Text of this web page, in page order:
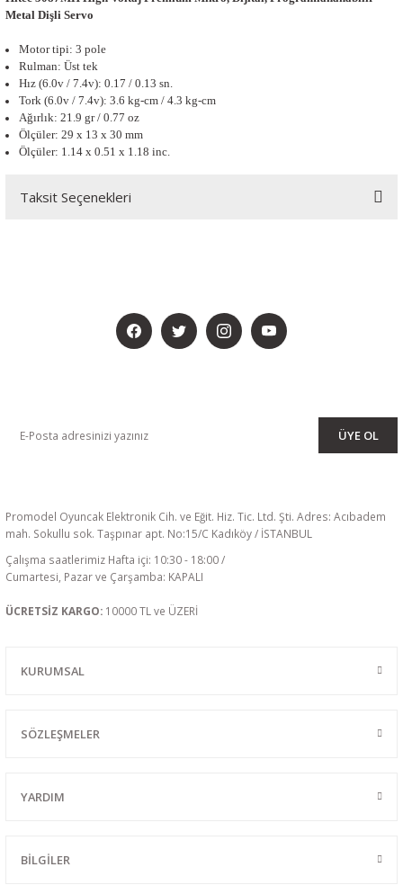
Metal Dişli Servo
Motor tipi: 3 pole
Rulman: Üst tek
Hız (6.0v / 7.4v): 0.17 / 0.13 sn.
Tork (6.0v / 7.4v): 3.6 kg-cm / 4.3 kg-cm
Ağırlık: 21.9 gr / 0.77 oz
Ölçüler: 29 x 13 x 30 mm
Ölçüler: 1.14 x 0.51 x 1.18 inc.
Taksit Seçenekleri
ÜYE OL
Promodel Oyuncak Elektronik Cih. ve Eğit. Hiz. Tic. Ltd. Şti. Adres: Acıbadem
mah. Sokullu sok. Taşpınar apt. No:15/C Kadıköy / İSTANBUL
Çalışma saatlerimiz Hafta içi: 10:30 - 18:00 /
Cumartesi, Pazar ve Çarşamba: KAPALI
ÜCRETSİZ KARGO: 10000 TL ve ÜZERİ
KURUMSAL
SÖZLEŞMELER
YARDIM
BİLGİLER